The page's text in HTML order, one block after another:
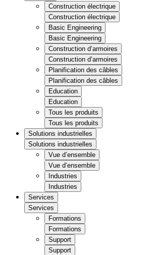
Construction électrique
Construction électrique
Basic Engineering
Basic Engineering
Construction d’armoires
Construction d’armoires
Planification des câbles
Planification des câbles
Education
Education
Tous les produits
Tous les produits
Solutions industrielles
Solutions industrielles
Vue d’ensemble
Vue d’ensemble
Industries
Industries
Services
Services
Formations
Formations
Support
Support